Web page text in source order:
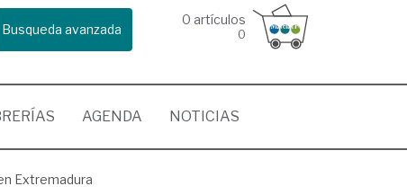
Busqueda avanzada
0 artículos
0
AGENDA NOTICIAS
Extremadura